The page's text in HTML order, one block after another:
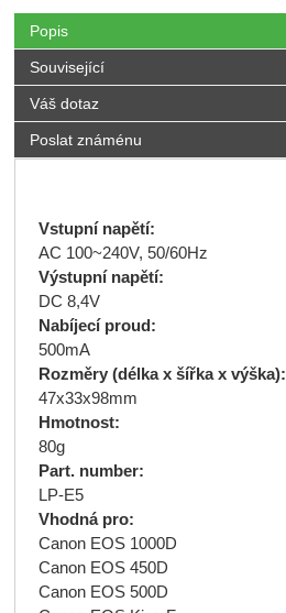
Popis
Související
Váš dotaz
Poslat známénu
Vstupní napětí:
AC 100~240V, 50/60Hz
Výstupní napětí:
DC 8,4V
Nabíjecí proud:
500mA
Rozměry (délka x šířka x výška):
47x33x98mm
Hmotnost:
80g
Part. number:
LP-E5
Vhodná pro:
Canon EOS 1000D
Canon EOS 450D
Canon EOS 500D